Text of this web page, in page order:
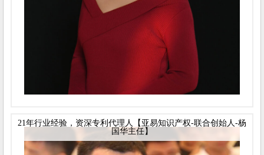
21年行业经验，资深专利代理人【亚易知识产权-联合创始人-杨
国华主任】